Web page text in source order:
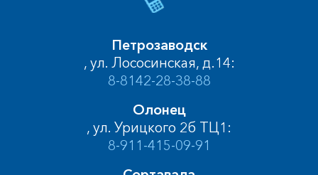
Петрозаводск
, ул. Лососинская, д.14:
8-8142-28-38-88
Олонец
, ул. Урицкого 2б ТЦ1:
8-911-415-09-91